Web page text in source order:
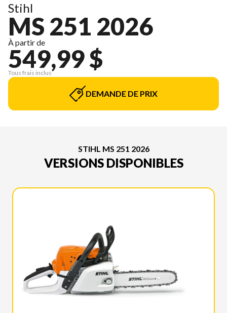
Stihl
MS 251 2026
À partir de
549,99 $
Tous frais inclus
DEMANDE DE PRIX
STIHL MS 251 2026
VERSIONS DISPONIBLES